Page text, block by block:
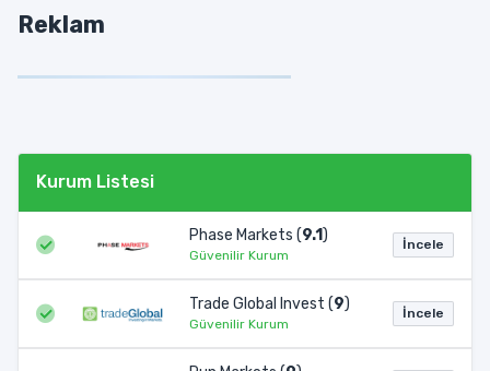
Reklam
Kurum Listesi
Phase Markets (9.1)
Güvenilir Kurum
İncele
Trade Global Invest (9)
Güvenilir Kurum
İncele